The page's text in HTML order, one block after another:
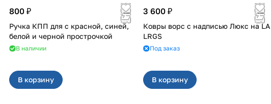
800 ₽
Ручка КПП для с красной, синей,
белой и черной прострочкой
В наличии
В корзину
3 600 ₽
Ковры ворс с надписью Люкс на LA
LRGS
Под заказ
В корзину